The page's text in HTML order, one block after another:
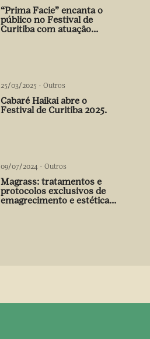
“Prima Facie” encanta o
público no Festival de
Curitiba com atuação
25/03/2025 - Outros
Cabaré Haikai abre o
Festival de Curitiba 2025.
09/07/2024 - Outros
Magrass: tratamentos e
protocolos exclusivos de
emagrecimento e estética